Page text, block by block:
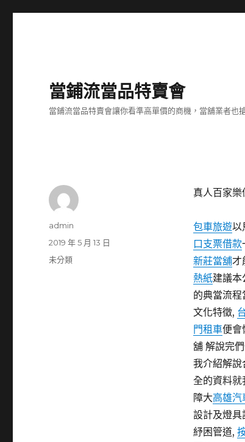
當鋪流當品特賣會
當鋪流當品特賣會讓你看準高單價的商機，當舖業者也
真人百家
包車旅遊以
口支票借款
新莊當舖才
熱紙建議本
的典當流
文化特徵,
門租車便會
舖 解說完
我介紹解說
全的資料就
障大高雄汽
設計及燈具
紓困管道,
作
admin
發
佈
2019 年 5 月 13 日
分
未分類